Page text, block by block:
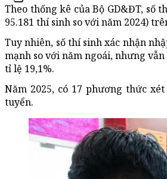
Theo thống kê của Bộ GD&ĐT, số
95.181 thí sinh so với năm 2024)
Tuy nhiên, số thí sinh xác nhận
mạnh so với năm ngoái, nhưng
tỉ lệ 19,1%.
Năm 2025, có 17 phương thức
tuyển.